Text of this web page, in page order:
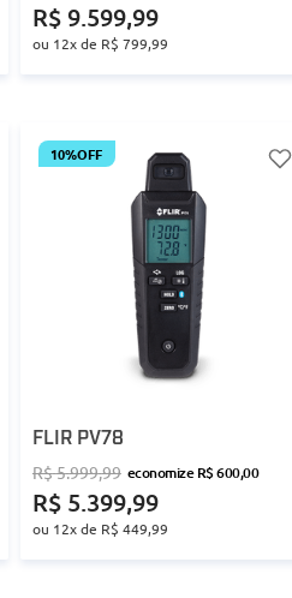
R$ 9.599,99
ou 12x de R$ 799,99
10%OFF
FLIR PV78
R$5.999,99 economizeR$600,00
R$ 5.399,99
ou 12x de R$ 449,99